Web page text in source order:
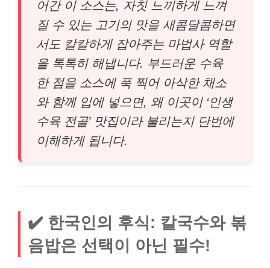
어간 이 소스는, 자칫 느끼하게 느껴
질 수 있는 고기의 맛을 새콤달콤하면
서도 칼칼하게 잡아주는 마법사 역할
을 톡톡히 해냅니다. 부드러운 수육
한 점을 소스에 푹 찍어 아삭한 채소
와 함께 입에 넣으면, 왜 이곳이 ‘인생
수육 전골’ 맛집이라 불리는지 단번에
이해하게 됩니다.
✔️ 한국인의 후식: 칼국수와 볶
음밥은 선택이 아닌 필수!